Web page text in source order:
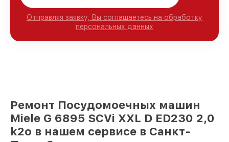
Отправляя заявку, Вы соглашаетесь на обработку
персональных данных
Ремонт Посудомоечных машин
Miele G 6895 SCVi XXL D ED230 2,0
k2o в нашем сервисе в Санкт-